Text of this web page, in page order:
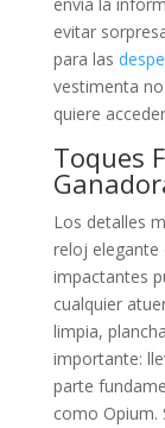
envía la
evitar
para las
vestimenta
quiere
Toques
Los detalles
reloj elegante
impactantes
cualquier
limpia,
importante:
parte
como Opium.